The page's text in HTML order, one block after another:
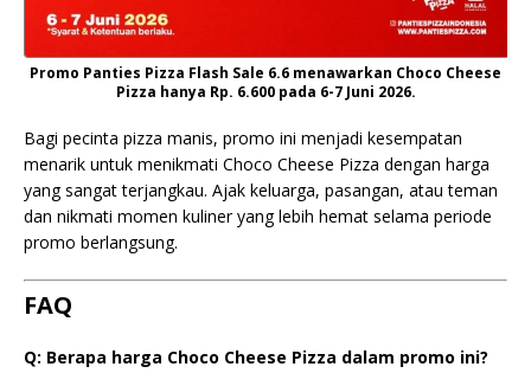
Promo Panties Pizza Flash Sale 6.6 menawarkan Choco Cheese
Pizza hanya Rp. 6.600 pada 6-7 Juni 2026.
Bagi pecinta pizza manis, promo ini menjadi kesempatan
menarik untuk menikmati Choco Cheese Pizza dengan harga
yang sangat terjangkau. Ajak keluarga, pasangan, atau teman
dan nikmati momen kuliner yang lebih hemat selama periode
promo berlangsung.
FAQ
Q: Berapa harga Choco Cheese Pizza dalam promo ini?